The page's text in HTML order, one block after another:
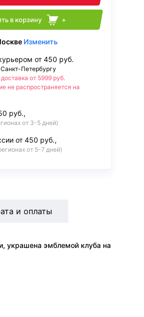
в корзину +
Изменить
от 450 руб.
Петербургу
от 5999 руб.
не распространяется на
руб.,
от 3-5 дней)
от 450 руб.,
от 5-7 дней)
украшена эмблемой клуба на
и оплаты